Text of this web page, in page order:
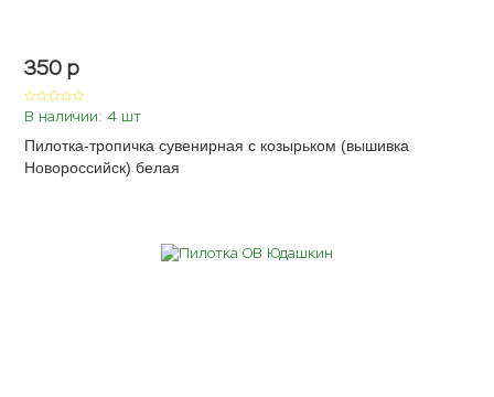
350 p
В наличии: 4 шт
Пилотка-тропичка сувенирная с козырьком (вышивка
Новороссийск) белая